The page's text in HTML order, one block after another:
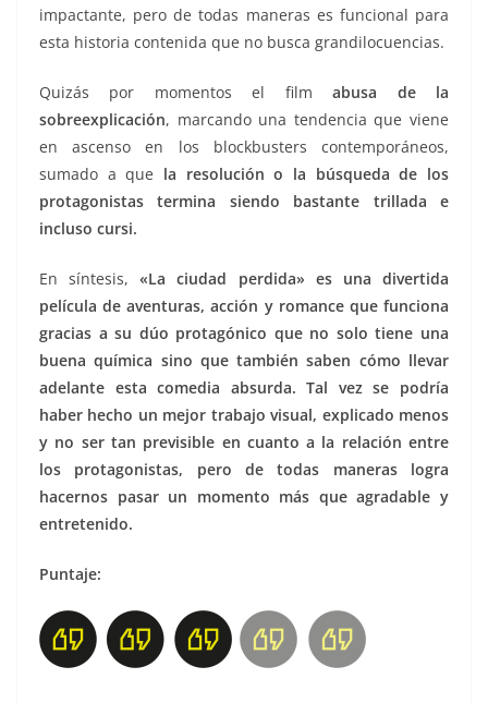
impactante, pero de todas maneras es funcional para
esta historia contenida que no busca grandilocuencias.
Quizás por momentos el filmabusa de la
sobreexplicación, marcando una tendencia que viene
en ascenso en los blockbusters contemporáneos,
sumado a que la resolución o la búsqueda de los
protagonistas termina siendo bastante trillada e
incluso cursi.
En síntesis,«La ciudad perdida» es una divertida
película de aventuras, acción y romance que funciona
gracias a su dúo protagónico que no solo tiene una
buena química sino que también saben cómo llevar
adelante esta comedia absurda. Tal vez se podría
haber hecho un mejor trabajo visual, explicado menos
y no ser tan previsible en cuanto a la relación entre
los protagonistas, pero de todas maneras logra
hacernos pasar un momento más que agradable y
entretenido.
Puntaje: